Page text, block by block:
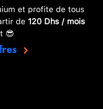
et profite de tous
de 120 Dhs / mois
😎